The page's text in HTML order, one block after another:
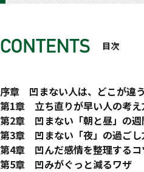
目次
はじめに
序章 凹まない人は、どこが違
・凹みやすい人は「ものの捉え
・脱するための“ワザ”を身につ
第1章 立ち直りが早い人の考え
１）人生とは「自分が主演の映
２）とりあえず「いちばん好き
３）１日３分「いいことだけ」
４）月に１回、自分の「好きな
第2章 凹まない「朝と昼」の週
８）目が覚めたら、まず外に出て
９）朝、「木」を触ってみよう
１０）凹まない朝の運動
第3章 凹まない「夜」の過ごし
１５）ぬるめのお湯にゆっくりつ
１６）凹んだ夜はクラシックを聴
第4章 凹んだ感情を整理するコ
２３）「凹んだ理由」を書くと
第5章 凹みがぐっと減るワザ